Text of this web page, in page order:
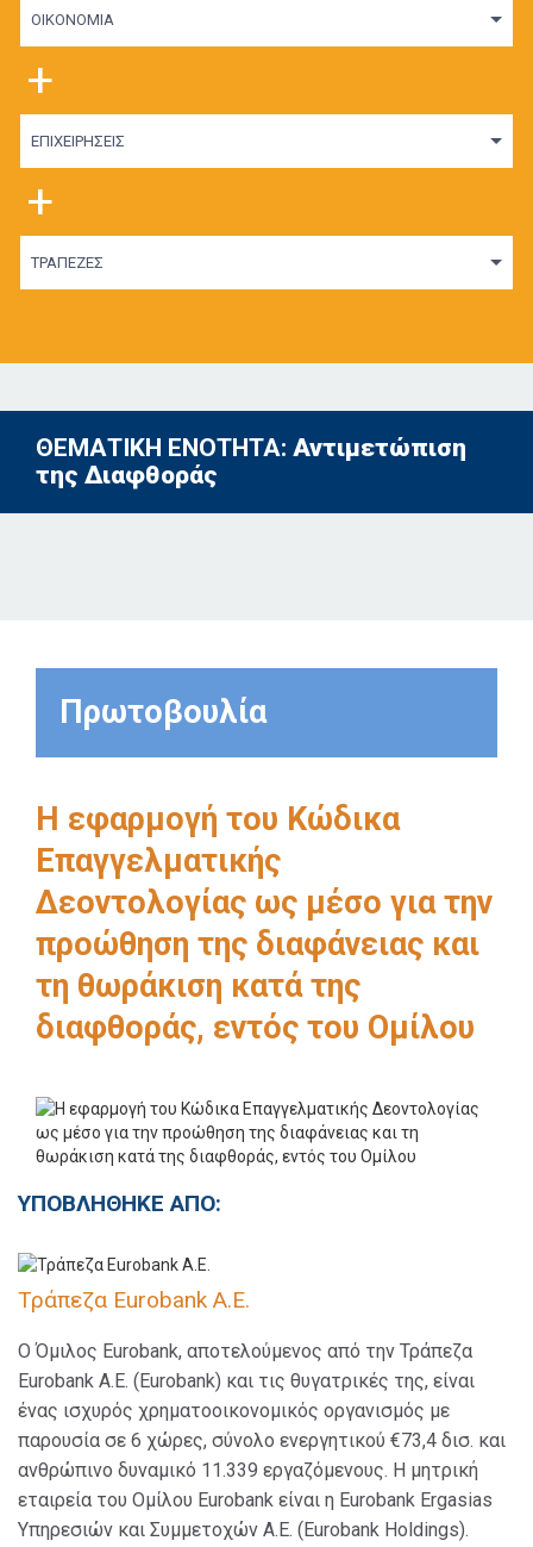
ΟΙΚΟΝΟΜΙΑ
+
ΕΠΙΧΕΙΡΗΣΕΙΣ
+
ΤΡΑΠΕΖΕΣ
ΘΕΜΑΤΙΚΗ ΕΝΟΤΗΤΑ: Αντιμετώπιση
της Διαφθοράς
Πρωτοβουλία
Η εφαρμογή του Κώδικα
Επαγγελματικής
Δεοντολογίας ως μέσο για την
προώθηση της διαφάνειας και
τη θωράκιση κατά της
διαφθοράς, εντός του Ομίλου
ΥΠΟΒΛΗΘΗΚΕ ΑΠΟ:
Τράπεζα Eurobank Α.Ε.
Ο Όμιλος Eurobank, αποτελούμενος από την Τράπεζα
Eurobank Α.Ε. (Eurobank) και τις θυγατρικές της, είναι
ένας ισχυρός χρηματοοικονομικός οργανισμός με
παρουσία σε 6 χώρες, σύνολο ενεργητικού €73,4 δισ. και
ανθρώπινο δυναμικό 11.339 εργαζόμενους. Η μητρική
εταιρεία του Ομίλου Eurobank είναι η Eurobank Ergasias
Υπηρεσιών και Συμμετοχών Α.Ε. (Eurobank Holdings).